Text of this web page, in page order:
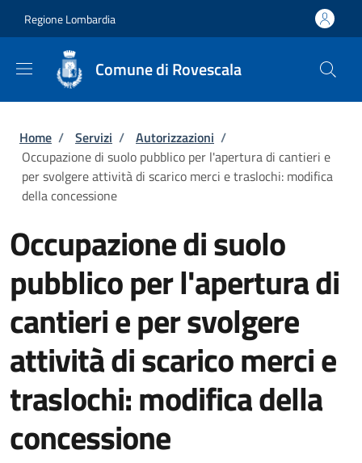
Regione Lombardia
Comune di Rovescala
Briciole di pane
Home / Servizi / Autorizzazioni /
Occupazione di suolo pubblico per l'apertura di cantieri e
per svolgere attività di scarico merci e traslochi: modifica
della concessione
Occupazione di suolo
pubblico per l'apertura di
cantieri e per svolgere
attività di scarico merci e
traslochi: modifica della
concessione